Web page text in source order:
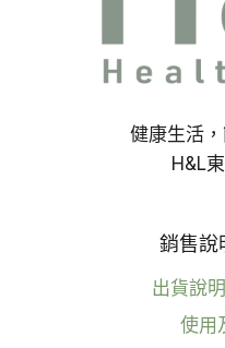
健康生活
H&L
銷售說
出貨說
使用